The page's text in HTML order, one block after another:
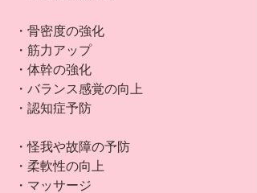
・骨密度の強化
・筋力アップ
・体幹の強化
・バランス感覚の向上
・認知症予防
・怪我や故障の予防
・柔軟性の向上
・マッサージ